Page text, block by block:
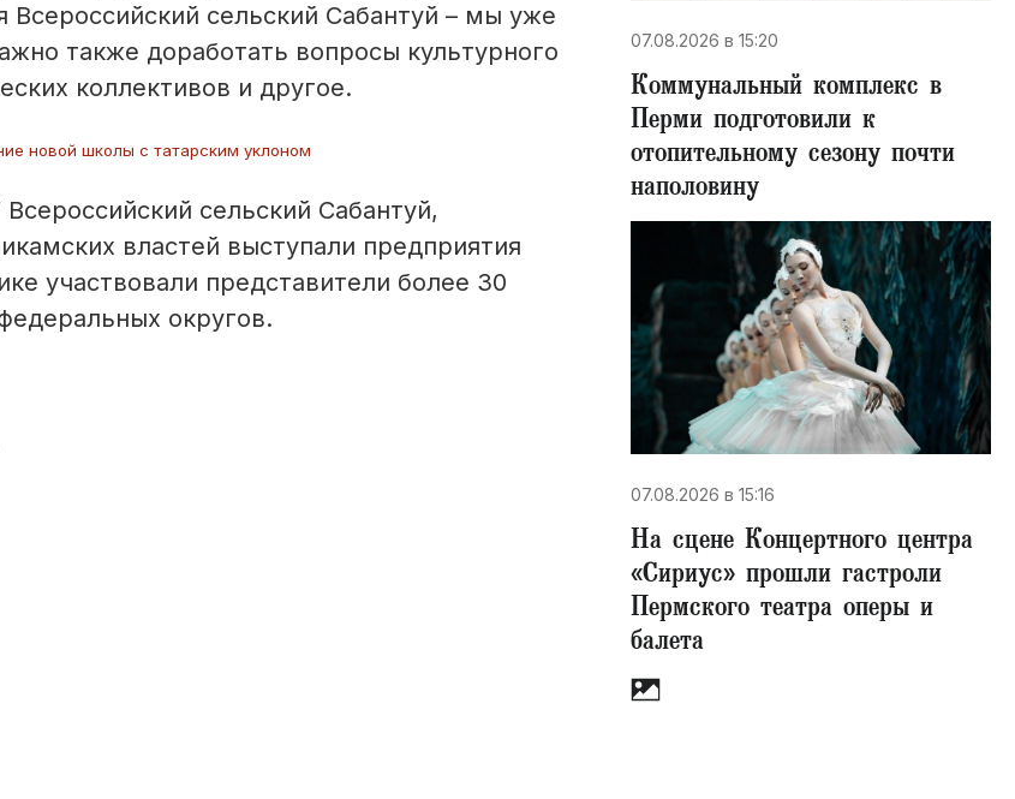
Всероссийский сельский Сабантуй – мы уже
также доработать вопросы культурного
коллективов и другое.
новой школы с татарским уклоном
сельский Сабантуй,
властей выступали предприятия
участвовали представители более 30
округов.
07.08.2026 в 15:20
Коммунальный комплекс в
Перми подготовили к
отопительному сезону почти
наполовину
07.08.2026 в 15:16
На сцене Концертного центра
«Сириус» прошли гастроли
Пермского театра оперы и
балета